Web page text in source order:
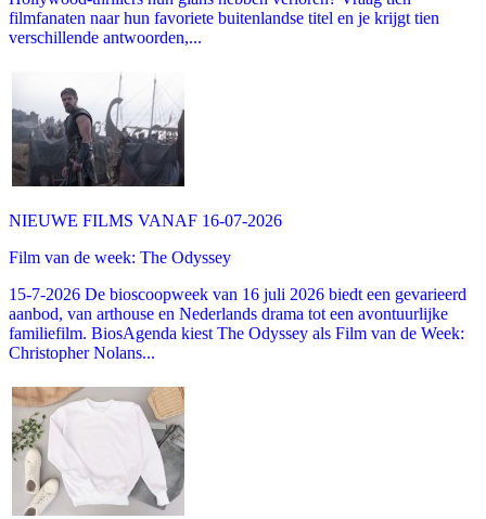
filmfanaten naar hun favoriete buitenlandse titel en je krijgt tien
verschillende antwoorden,...
NIEUWE FILMS VANAF 16-07-2026
Film van de week: The Odyssey
15-7-2026 De bioscoopweek van 16 juli 2026 biedt een gevarieerd
aanbod, van arthouse en Nederlands drama tot een avontuurlijke
familiefilm. BiosAgenda kiest The Odyssey als Film van de Week:
Christopher Nolans...